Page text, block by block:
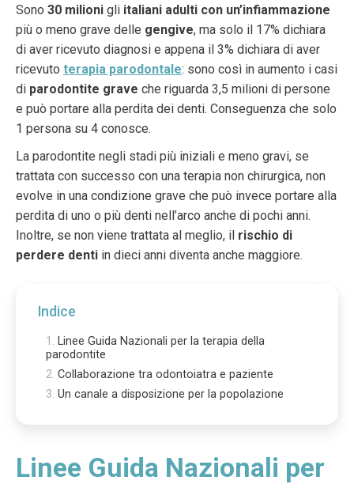
Sono 30 milioni gli italiani adulti con un’infiammazione
più o meno grave delle gengive, ma solo il 17% dichiara
di aver ricevuto diagnosi e appena il 3% dichiara di aver
ricevuto terapia parodontale: sono così in aumento i casi
di parodontite grave che riguarda 3,5 milioni di persone
e può portare alla perdita dei denti. Conseguenza che solo
1 persona su 4 conosce.
La parodontite negli stadi più iniziali e meno gravi, se
trattata con successo con una terapia non chirurgica, non
evolve in una condizione grave che può invece portare alla
perdita di uno o più denti nell’arco anche di pochi anni.
Inoltre, se non viene trattata al meglio, il rischio di
perdere denti in dieci anni diventa anche maggiore.
Indice
Linee Guida Nazionali per la terapia della
parodontite
Collaborazione tra odontoiatra e paziente
Un canale a disposizione per la popolazione
Linee Guida Nazionali per